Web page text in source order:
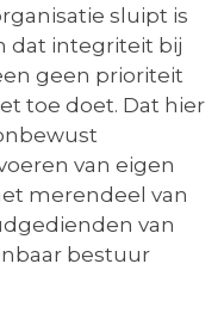
sluipt is
dat integriteit bij
geen prioriteit
toe doet. Dat hier
van eigen
merendeel van
van
bestuur